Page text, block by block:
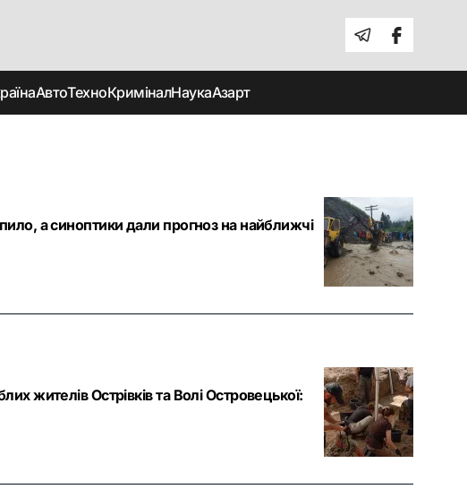
АвтоТехноКриміналНаукаАзарт
а синоптики дали прогноз на найближчі
жителів Острівків та Волі Островецької: